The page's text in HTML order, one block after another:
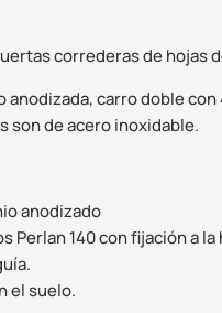
correderas de hojas
anodizada, carro doble
son de acero inoxidable.
anodizado
Perlan 140 con fijación a la
el suelo.